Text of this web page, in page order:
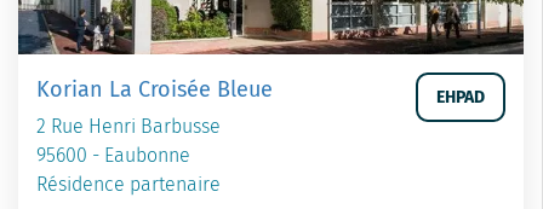
Korian La Croisée Bleue
2 Rue Henri Barbusse
95600 - Eaubonne
Résidence partenaire
EHPAD